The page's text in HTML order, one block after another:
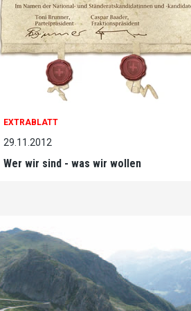
EXTRABLATT
29.11.2012
Wer wir sind - was wir wollen